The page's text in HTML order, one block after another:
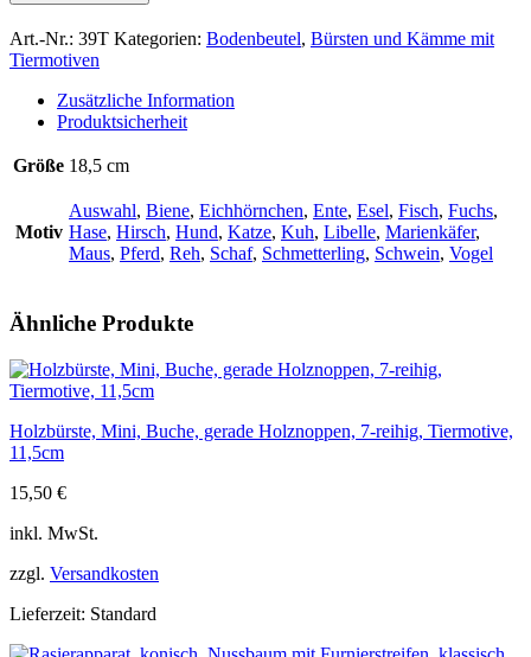
weiches
Ziegenhaar,
Tiermotive,
18,5cm
Menge
Art.-Nr.: 39T Kategorien: Bodenbeutel, Bürsten und Kämme mit
Tiermotiven
Zusätzliche Information
Produktsicherheit
Größe 18,5 cm
Motiv
Auswahl, Biene, Eichhörnchen, Ente, Esel, Fisch, Fuchs,
Hase, Hirsch, Hund, Katze, Kuh, Libelle, Marienkäfer,
Maus, Pferd, Reh, Schaf, Schmetterling, Schwein, Vogel
Ähnliche Produkte
Holzbürste, Mini, Buche, gerade Holznoppen, 7-reihig, Tiermotive,
11,5cm
15,50 €
inkl. MwSt.
zzgl. Versandkosten
Lieferzeit: Standard